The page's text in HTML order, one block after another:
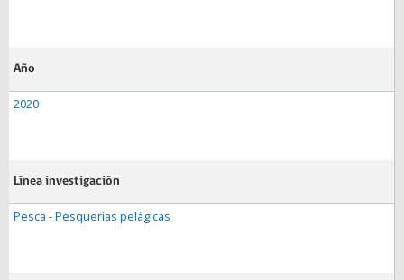
Año
2020
Línea investigación
Pesca -Pesquerías pelágicas